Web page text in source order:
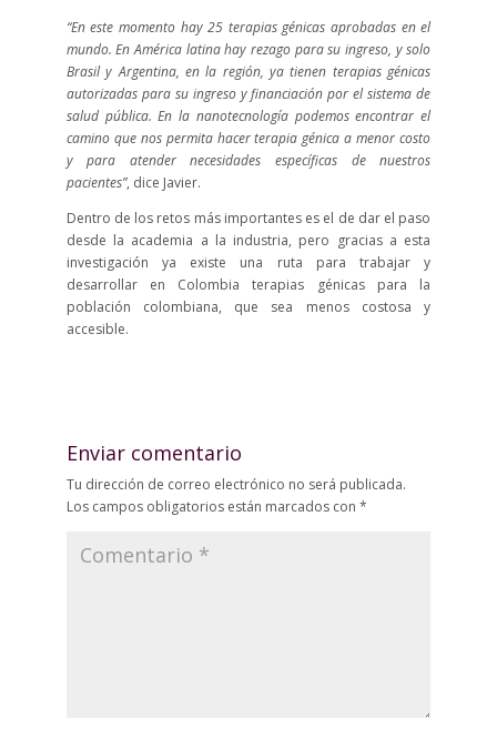
“En este momento hay 25 terapias génicas aprobadas en el
mundo. En América latina hay rezago para su ingreso, y solo
Brasil y Argentina, en la región, ya tienen terapias génicas
autorizadas para su ingreso y financiación por el sistema de
salud pública. En la nanotecnología podemos encontrar el
camino que nos permita hacer terapia génica a menor costo
y para atender necesidades específicas de nuestros
pacientes”, dice Javier.
Dentro de los retos más importantes es el de dar el paso
desde la academia a la industria, pero gracias a esta
investigación ya existe una ruta para trabajar y
desarrollar en Colombia terapias génicas para la
población colombiana, que sea menos costosa y
accesible.
Enviar comentario
Tu dirección de correo electrónico no será publicada.
Los campos obligatorios están marcados con *